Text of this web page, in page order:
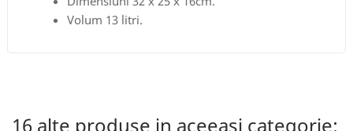
Volum 13 litri.
16 alte produse in aceeasi categorie: